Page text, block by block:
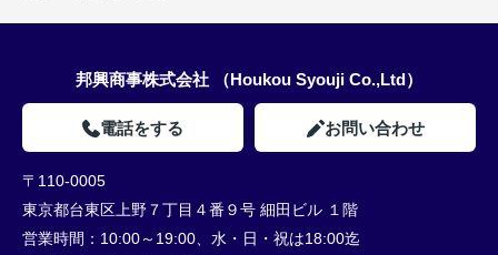
邦興商事株式会社 （Houkou Syouji Co.,Ltd）
電話をする お問い合わせ
〒110-0005
東京都台東区上野７丁目４番９号 細田ビル １階
営業時間： 10:00～19:00、水・日・祝は18:00迄